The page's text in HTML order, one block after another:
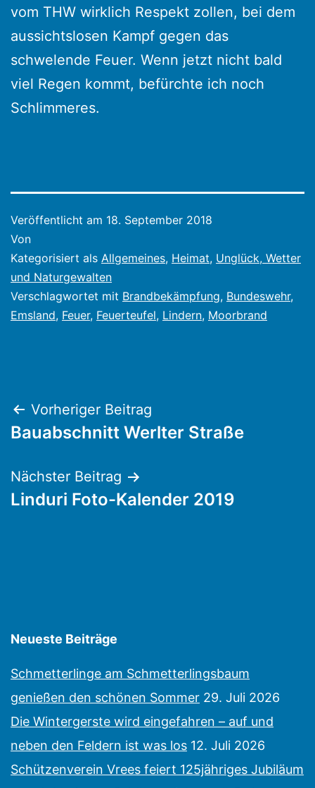
vom THW wirklich Respekt zollen, bei dem
aussichtslosen Kampf gegen das
schwelende Feuer. Wenn jetzt nicht bald
viel Regen kommt, befürchte ich noch
Schlimmeres.
Veröffentlicht am 18. September 2018
Von
Kategorisiert als Allgemeines, Heimat, Unglück, Wetter
und Naturgewalten
Verschlagwortet mit Brandbekämpfung, Bundeswehr,
Emsland, Feuer, Feuerteufel, Lindern, Moorbrand
Beitragsnavigation
Vorheriger Beitrag
Bauabschnitt Werlter Straße
Nächster Beitrag
Linduri Foto-Kalender 2019
Neueste Beiträge
Schmetterlinge am Schmetterlingsbaum
genießen den schönen Sommer 29. Juli 2026
Die Wintergerste wird eingefahren – auf und
neben den Feldern ist was los 12. Juli 2026
Schützenverein Vrees feiert 125jähriges Jubiläum